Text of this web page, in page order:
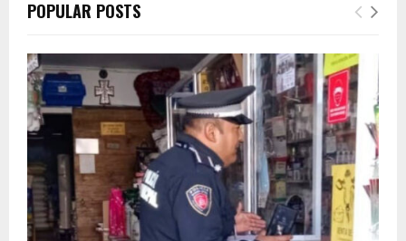
POPULAR POSTS